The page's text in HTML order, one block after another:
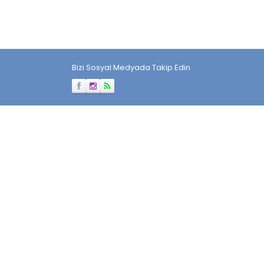
Bizi Sosyal Medyada Takip Edin